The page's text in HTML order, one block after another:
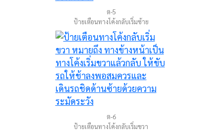
ต-5
ป้ายเตือนทางโค้งกลับเริ่มซ้าย
ต-6
ป้ายเตือนทางโค้งกลับเริ่มขวา